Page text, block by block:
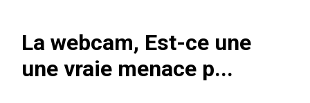
La webcam, Est-ce une
une vraie menace p...